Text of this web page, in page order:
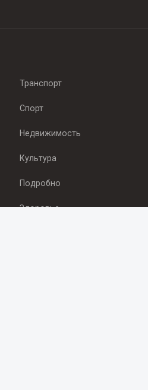
Транспорт
Спорт
Недвижимость
Культура
Подробно
Здоровье